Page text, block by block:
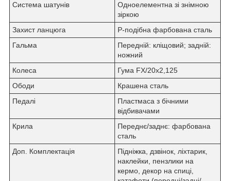
Система шатунів
Одноелементна зі знімною
зіркою
Захист ланцюга
Р-подібна фарбована сталь
Гальма
Передній: кліщовий; задній:
ножний
Колеса
Гума FX/20х2,125
Ободи
Крашена сталь
Педалі
Пластмаса з бічними
відбивачами
Крила
Переднє/заднє: фарбована
сталь
Доп. Комплектація
Підніжка, дзвінок, ліхтарик,
наклейки, пензлики на
кермо, декор на спиці,